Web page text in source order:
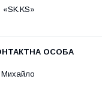
«SK.KS»
Михайло